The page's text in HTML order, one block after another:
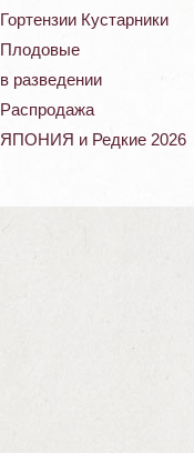
Гортензии Кустарники
Плодовые
в разведении
Распродажа
ЯПОНИЯ и Редкие 2026